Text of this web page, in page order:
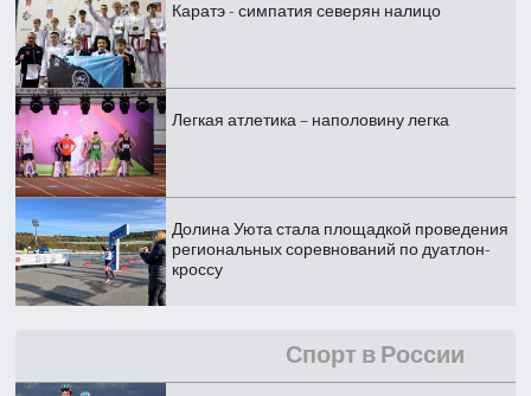
Каратэ - симпатия северян налицо
Легкая атлетика – наполовину легка
Долина Уюта стала площадкой проведения
региональных соревнований по дуатлон-
кроссу
Спорт в России